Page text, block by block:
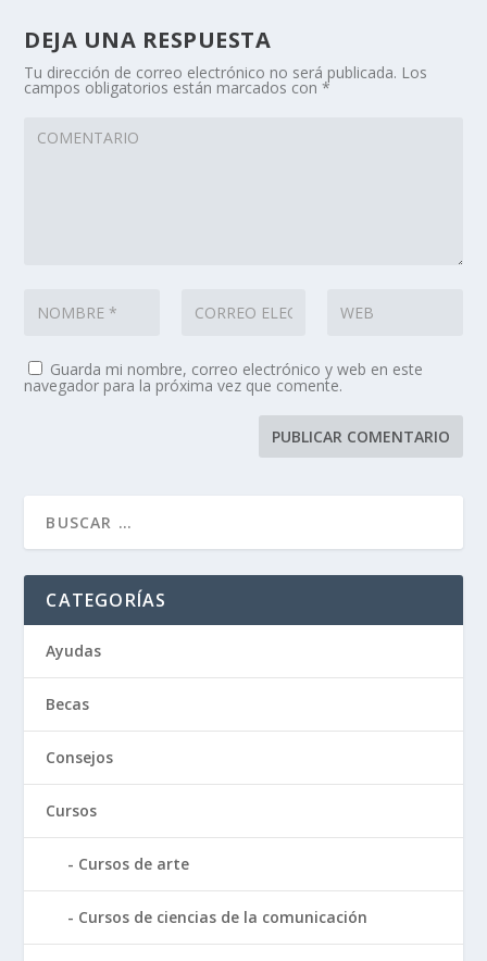
DEJA UNA RESPUESTA
Tu dirección de correo electrónico no será publicada. Los
campos obligatorios están marcados con*
Guarda mi nombre, correo electrónico y web en este
navegador para la próxima vez que comente.
CATEGORÍAS
Ayudas
Becas
Consejos
Cursos
Cursos de arte
Cursos de ciencias de la comunicación